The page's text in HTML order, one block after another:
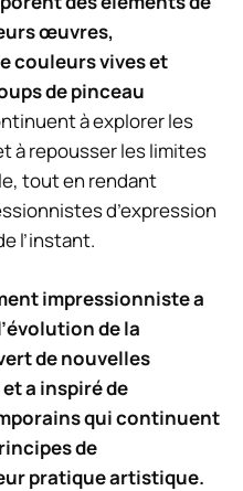
œuvres,
couleurs vives et
de pinceau
à explorer les
à repousser les limites
tout en rendant
d’expression
l’instant.
impressionniste a
de la
de nouvelles
a inspiré de
qui continuent
de
pratique artistique.